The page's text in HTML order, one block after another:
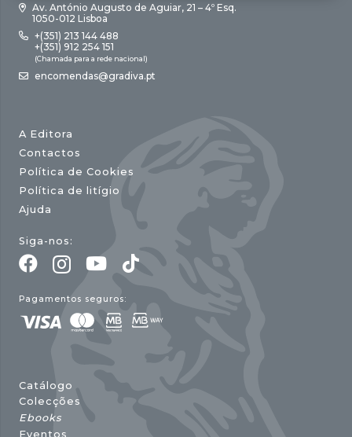
Av. António Augusto de Aguiar, 21 – 4º Esq.
1050-012 Lisboa
+(351) 213 144 488
+(351) 912 254 151
(Chamada para a rede nacional)
encomendas@gradiva.pt
A Editora
Contactos
Política de Cookies
Política de litígio
Ajuda
Siga-nos:
Pagamentos seguros:
Catálogo
Colecções
Ebooks
Eventos